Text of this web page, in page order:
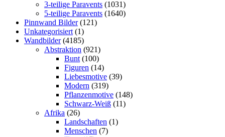
3-teilige Paravents (1031)
5-teilige Paravents (1640)
Pinnwand Bilder (121)
Unkategorisiert (1)
Wandbilder (4185)
Abstraktion (921)
Bunt (100)
Figuren (14)
Liebesmotive (39)
Modern (319)
Pflanzenmotive (148)
Schwarz-Weiß (11)
Afrika (26)
Landschaften (1)
Menschen (7)